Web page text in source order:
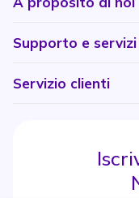
Supporto e servizi
Servizio clienti